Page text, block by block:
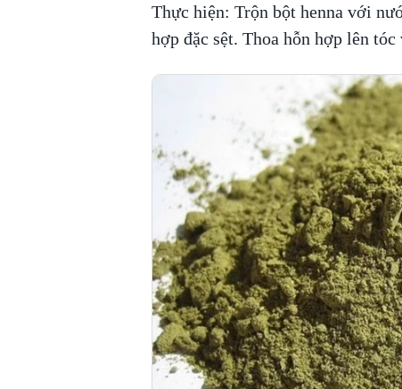
Thực hiện: Trộn bột henna với
hợp đặc sệt. Thoa hỗn hợp lên